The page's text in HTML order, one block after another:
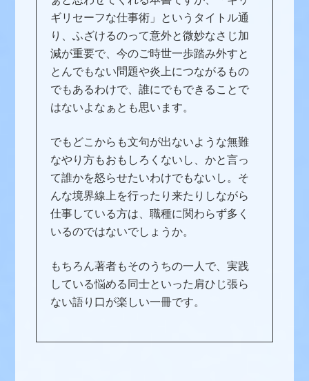
ギリセーフな仕事術」というタイトル通
り、ふざけるのって意外と微妙なさじ加
減が重要で、今のご時世一歩踏み外すと
とんでもない問題や炎上につながるもの
でもあるわけで、誰にでもできることで
はないよなぁとも思います。
でもどこからも文句が出ないような無難
なやり方もおもしろくないし、かと言っ
て誰かを怒らせたいわけでもないし。そ
んな境界線上を行ったり来たりしながら
仕事している方は、職種に関わらず多く
いるのではないでしょうか。
もちろん著者もそのうちの一人で、実践
している悩める同士といった肩ひじ張ら
ない語り口が楽しい一冊です。